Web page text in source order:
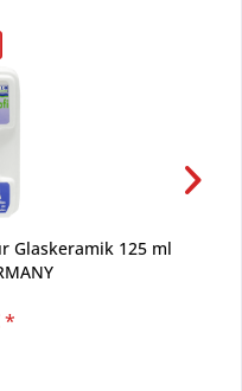
Glaskeramik 125 ml
*